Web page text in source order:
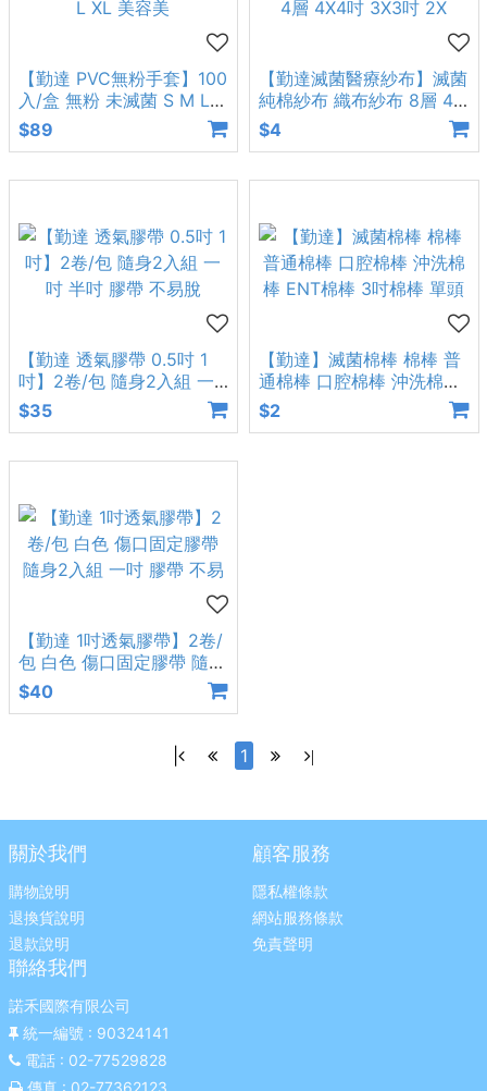
【勤達 PVC無粉手套】100
入/盒 無粉 未滅菌 S M L
XL 美容美
$89
【勤達滅菌醫療紗布】滅菌
純棉紗布 織布紗布 8層 4
層 4X4吋 3X3吋 2X
$4
【勤達 透氣膠帶 0.5吋 1
吋】2卷/包 隨身2入組 一
吋 半吋 膠帶 不易脫
$35
【勤達】滅菌棉棒 棉棒 普
通棉棒 口腔棉棒 沖洗棉棒
ENT棉棒 3吋棉棒 單頭
$2
【勤達 1吋透氣膠帶】2卷/
包 白色 傷口固定膠帶 隨身
2入組 一吋 膠帶 不易
$40
1 |
關於我們
購物說明
退換貨說明
退款說明
顧客服務
隱私權條款
網站服務條款
免責聲明
聯絡我們
諾禾國際有限公司
統一編號 : 90324141
電話: 02-77529828
傳真 : 02-77362123